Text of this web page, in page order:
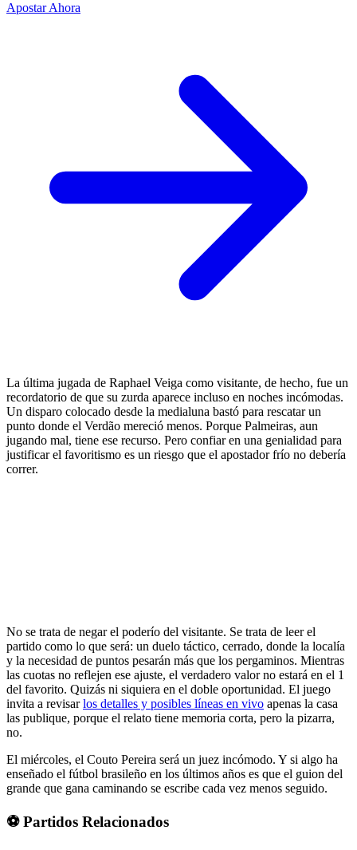
Apostar Ahora
La última jugada de Raphael Veiga como visitante, de hecho, fue un
recordatorio de que su zurda aparece incluso en noches incómodas.
Un disparo colocado desde la medialuna bastó para rescatar un
punto donde el Verdão mereció menos. Porque Palmeiras, aun
jugando mal, tiene ese recurso. Pero confiar en una genialidad para
justificar el favoritismo es un riesgo que el apostador frío no debería
correr.
No se trata de negar el poderío del visitante. Se trata de leer el
partido como lo que será: un duelo táctico, cerrado, donde la localía
y la necesidad de puntos pesarán más que los pergaminos. Mientras
las cuotas no reflejen ese ajuste, el verdadero valor no estará en el 1
del favorito. Quizás ni siquiera en el doble oportunidad. El juego
invita a revisarlos detalles y posibles líneas en vivo apenas la casa
las publique, porque el relato tiene memoria corta, pero la pizarra,
no.
El miércoles, el Couto Pereira será un juez incómodo. Y si algo ha
enseñado el fútbol brasileño en los últimos años es que el guion del
grande que gana caminando se escribe cada vez menos seguido.
⚽ Partidos Relacionados